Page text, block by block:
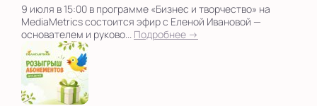
9 июля в 15:00 в программе «Бизнес и творчество» на
MediaMetrics состоится эфир с Еленой Ивановой —
основателем и руково... Подробнее →